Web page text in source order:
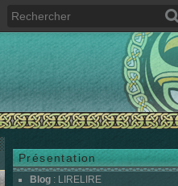
Présentation
Blog : LIRELIRE